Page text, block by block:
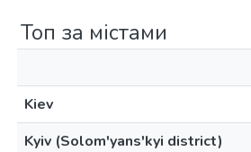
Топ за містами
Kiev
Kyiv (Solom'yans'kyi district)